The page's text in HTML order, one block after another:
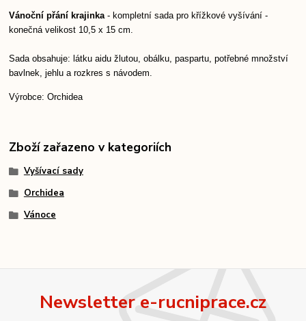
Vánoční přání krajinka - kompletní sada pro křížkové vyšívání -
konečná velikost 10,5 x 15 cm.
Sada obsahuje: látku aidu žlutou, obálku, paspartu, potřebné množství
bavlnek, jehlu a rozkres s návodem.
Výrobce: Orchidea
Zboží zařazeno v kategoriích
Vyšívací sady
Orchidea
Vánoce
Newsletter e-rucniprace.cz